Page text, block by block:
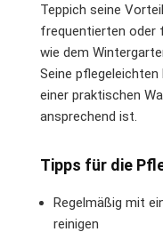
Teppich seine
frequentierten oder
wie dem
Seine
einer praktischen
ansprechend ist.
Tipps für die
Regelmäßig mit
reinigen